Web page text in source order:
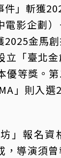
件」斬獲
電影企劃
2025金馬
立「臺北
優等獎。
」則入選
」報名資
，導演須